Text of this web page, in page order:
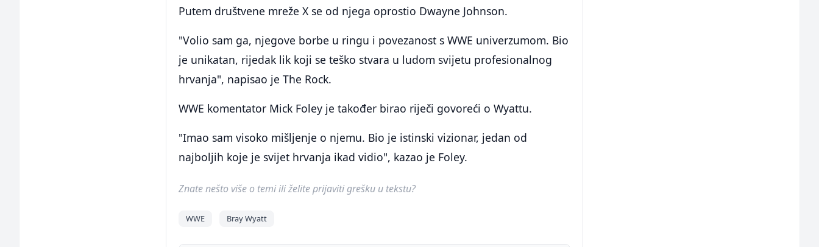
Putem društvene mreže X se od njega oprostio Dwayne Johnson.
"Volio sam ga, njegove borbe u ringu i povezanost s WWE univerzumom. Bio
je unikatan, rijedak lik koji se teško stvara u ludom svijetu profesionalnog
hrvanja", napisao je The Rock.
WWE komentator Mick Foley je također birao riječi govoreći o Wyattu.
"Imao sam visoko mišljenje o njemu. Bio je istinski vizionar, jedan od
najboljih koje je svijet hrvanja ikad vidio", kazao je Foley.
Znate nešto više o temi ili želite prijaviti grešku u tekstu?
WWE Bray Wyatt